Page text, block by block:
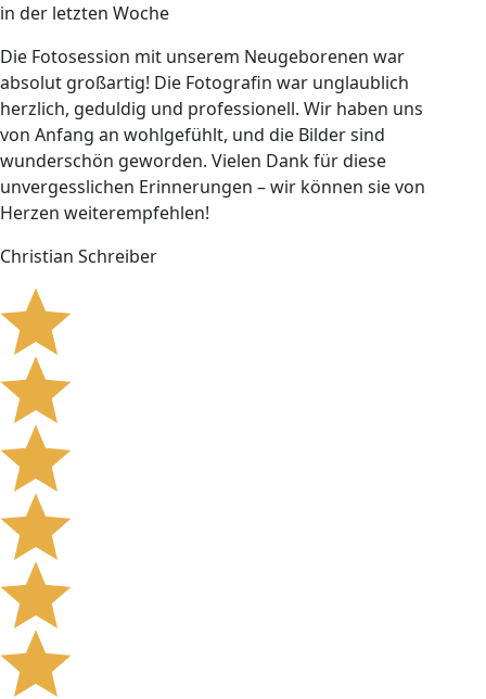
in der letzten Woche
Die Fotosession mit unserem Neugeborenen war
absolut großartig! Die Fotografin war unglaublich
herzlich, geduldig und professionell. Wir haben uns
von Anfang an wohlgefühlt, und die Bilder sind
wunderschön geworden. Vielen Dank für diese
unvergesslichen Erinnerungen – wir können sie von
Herzen weiterempfehlen!
Christian Schreiber